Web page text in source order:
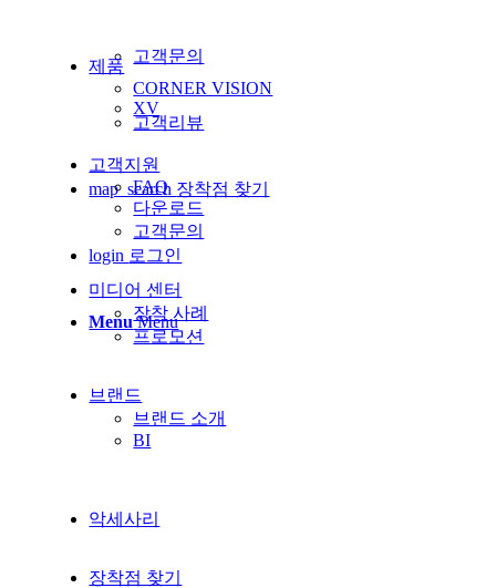
고객문의
고객리뷰
map_search 장착점 찾기
login 로그인
Menu Menu
제품
CORNER VISION
XV
고객지원
FAQ
다운로드
고객문의
미디어 센터
장착 사례
프로모션
브랜드
브랜드 소개
BI
악세사리
장착점 찾기